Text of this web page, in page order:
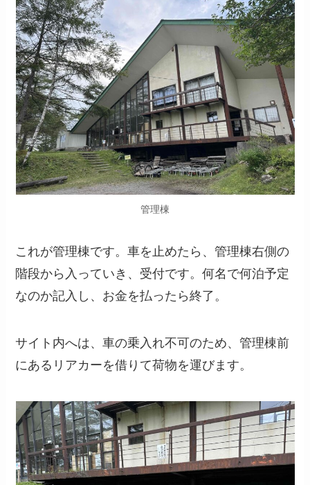
管理棟
これが管理棟です。車を止めたら、管理棟右側の
階段から入っていき、受付です。何名で何泊予定
なのか記入し、お金を払ったら終了。
サイト内へは、車の乗入れ不可のため、管理棟前
にあるリアカーを借りて荷物を運びます。